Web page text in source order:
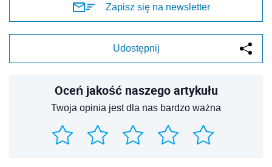
Zapisz się na newsletter
Udostępnij
Oceń jakość naszego artykułu
Twoja opinia jest dla nas bardzo ważna